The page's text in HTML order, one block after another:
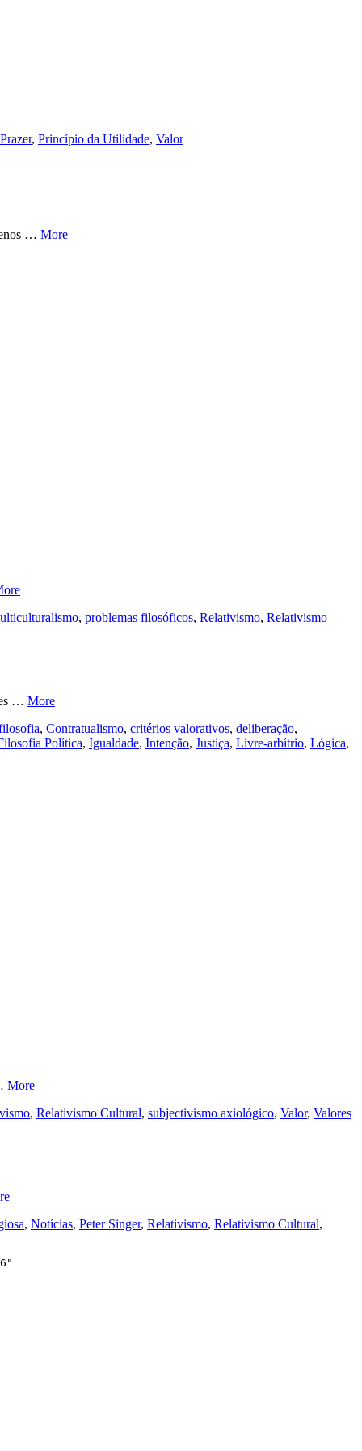
Prazer, Princípio da Utilidade, Valor
… More
, problemas filosóficos, Relativismo, Relativismo
… More
, Contratualismo, critérios valorativos, deliberação,
Política, Igualdade, Intenção, Justiça, Livre-arbítrio, Lógica,
More
, Relativismo Cultural, subjectivismo axiológico, Valor, Valores
, Notícias, Peter Singer, Relativismo, Relativismo Cultural,